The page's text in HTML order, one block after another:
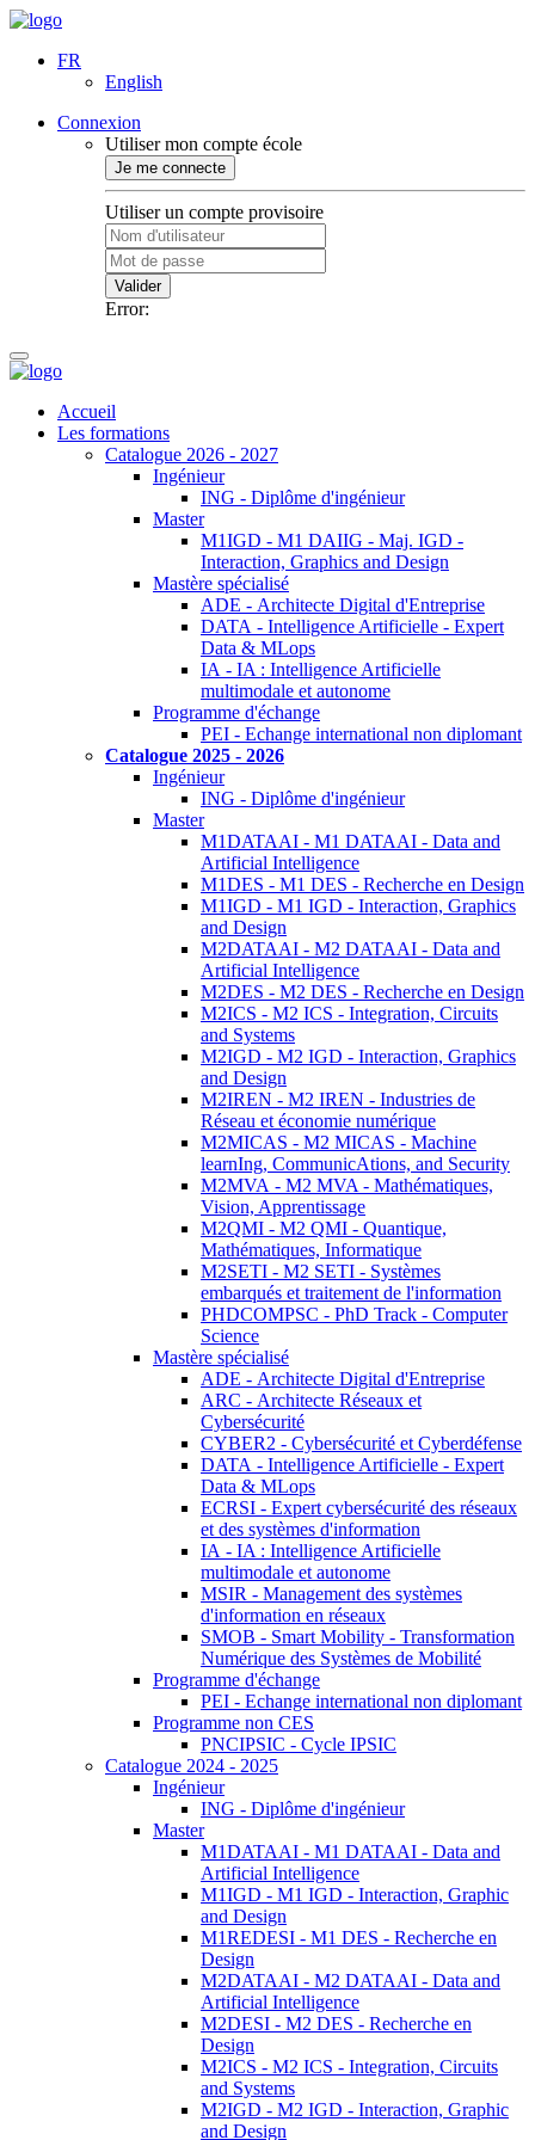
FR
English
Connexion
Utiliser mon compte école
Je me connecte
Utiliser un compte provisoire
Valider
Error:
Accueil
Les formations
Catalogue 2026 - 2027
Ingénieur
ING - Diplôme d'ingénieur
Master
M1IGD - M1 DAIIG - Maj. IGD -
Interaction, Graphics and Design
Mastère spécialisé
ADE - Architecte Digital d'Entreprise
DATA - Intelligence Artificielle - Expert
Data & MLops
IA - IA : Intelligence Artificielle
multimodale et autonome
Programme d'échange
PEI - Echange international non diplomant
Catalogue 2025 - 2026
Ingénieur
ING - Diplôme d'ingénieur
Master
M1DATAAI - M1 DATAAI - Data and
Artificial Intelligence
M1DES - M1 DES - Recherche en Design
M1IGD - M1 IGD - Interaction, Graphics
and Design
M2DATAAI - M2 DATAAI - Data and
Artificial Intelligence
M2DES - M2 DES - Recherche en Design
M2ICS - M2 ICS - Integration, Circuits
and Systems
M2IGD - M2 IGD - Interaction, Graphics
and Design
M2IREN - M2 IREN - Industries de
Réseau et économie numérique
M2MICAS - M2 MICAS - Machine
learnIng, CommunicAtions, and Security
M2MVA - M2 MVA - Mathématiques,
Vision, Apprentissage
M2QMI - M2 QMI - Quantique,
Mathématiques, Informatique
M2SETI - M2 SETI - Systèmes
embarqués et traitement de l'information
PHDCOMPSC - PhD Track - Computer
Science
Mastère spécialisé
ADE - Architecte Digital d'Entreprise
ARC - Architecte Réseaux et
Cybersécurité
CYBER2 - Cybersécurité et Cyberdéfense
DATA - Intelligence Artificielle - Expert
Data & MLops
ECRSI - Expert cybersécurité des réseaux
et des systèmes d'information
IA - IA : Intelligence Artificielle
multimodale et autonome
MSIR - Management des systèmes
d'information en réseaux
SMOB - Smart Mobility - Transformation
Numérique des Systèmes de Mobilité
Programme d'échange
PEI - Echange international non diplomant
Programme non CES
PNCIPSIC - Cycle IPSIC
Catalogue 2024 - 2025
Ingénieur
ING - Diplôme d'ingénieur
Master
M1DATAAI - M1 DATAAI - Data and
Artificial Intelligence
M1IGD - M1 IGD - Interaction, Graphic
and Design
M1REDESI - M1 DES - Recherche en
Design
M2DATAAI - M2 DATAAI - Data and
Artificial Intelligence
M2DESI - M2 DES - Recherche en
Design
M2ICS - M2 ICS - Integration, Circuits
and Systems
M2IGD - M2 IGD - Interaction, Graphic
and Design